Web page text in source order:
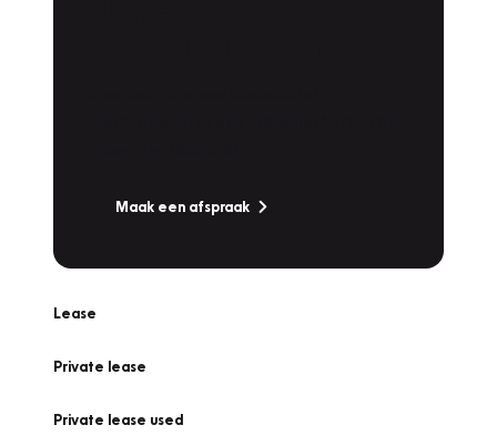
Maak een afspraak
Lease
Private lease
Private lease used